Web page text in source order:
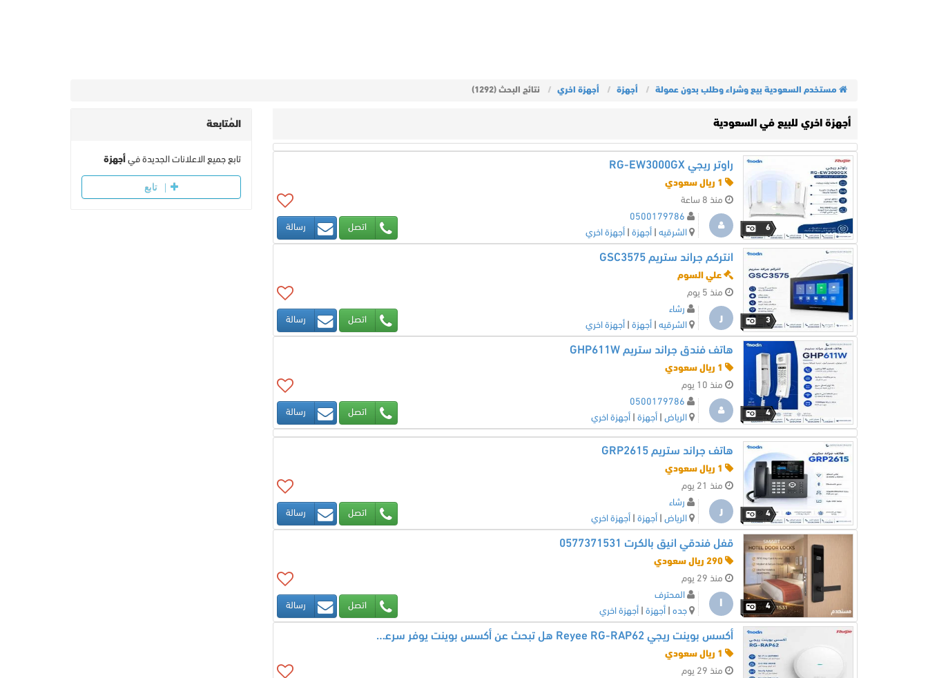
مستخدم السعودية بيع وشراء وطلب بدون عمولة أجهزة أجهزة اخري نتائج البحث (1292)
أجهزة اخري للبيع في السعودية
6
راوتر ريجي RG-EW3000GX
منذ 8 ساعة
0500179786
الشرقيه
أجهزة أجهزة اخري
اتصل رسالة
3
انتركم جراند ستريم GSC3575
علي السوم
منذ 5 يوم
ر
رشاء
الشرقيه
أجهزة أجهزة اخري
اتصل رسالة
4
هاتف فندق جراند ستريم GHP611W
منذ 10 يوم
0500179786
الرياض
أجهزة أجهزة اخري
اتصل رسالة
4
هاتف جراند ستريم GRP2615
منذ 21 يوم
ر
رشاء
الرياض
أجهزة أجهزة اخري
اتصل رسالة
4
قفل فندقي انيق بالكرت 0577371531
290 ريال سعودي
منذ 29 يوم
المحترف
جده
أجهزة أجهزة اخري
اتصل رسالة
أكسس بوينت ريجي Reyee RG-RAP62 هل تبحث عن أكسس بوينت يوفر سرعة عالية واتصالًا مستقرًا؟
منذ 29 يوم
المُتابعة
تابع جميع الاعلانات الجديدة فيأجهزة
تابع